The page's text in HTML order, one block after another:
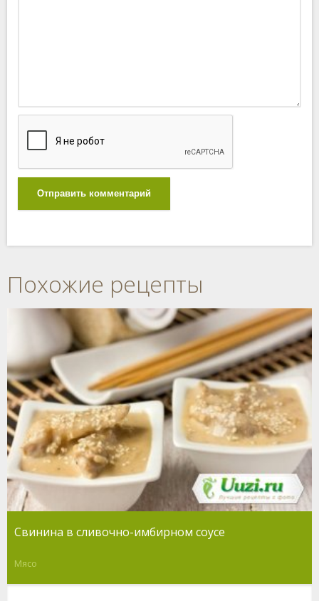
Отправить комментарий
Похожие рецепты
Свинина в сливочно-имбирном соусе
Мясо